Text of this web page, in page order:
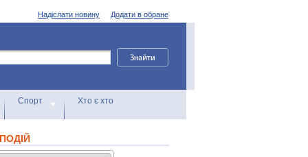
Додати в обране
Надіслати новину
Спорт Хто є хто